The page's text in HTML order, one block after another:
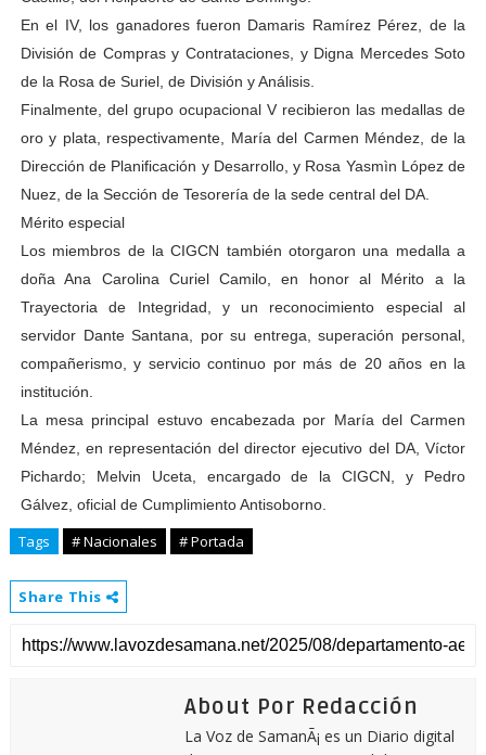
En el IV, los ganadores fueron Damaris Ramírez Pérez, de la
División de Compras y Contrataciones, y Digna Mercedes Soto
de la Rosa de Suriel, de División y Análisis.
Finalmente, del grupo ocupacional V recibieron las medallas de
oro y plata, respectivamente, María del Carmen Méndez, de la
Dirección de Planificación y Desarrollo, y Rosa Yasmìn López de
Nuez, de la Sección de Tesorería de la sede central del DA.
Mérito especial
Los miembros de la CIGCN también otorgaron una medalla a
doña Ana Carolina Curiel Camilo, en honor al Mérito a la
Trayectoria de Integridad, y un reconocimiento especial al
servidor Dante Santana, por su entrega, superación personal,
compañerismo, y servicio continuo por más de 20 años en la
institución.
La mesa principal estuvo encabezada por María del Carmen
Méndez, en representación del director ejecutivo del DA, Víctor
Pichardo; Melvin Uceta, encargado de la CIGCN, y Pedro
Gálvez, oficial de Cumplimiento Antisoborno.
Tags # Nacionales # Portada
Share This
About Por Redacción
La Voz de SamanÃ¡ es un Diario digital